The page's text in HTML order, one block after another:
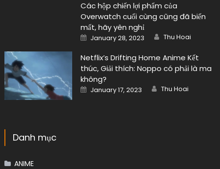
Các hộp chiến lợi phẩm của
Overwatch cuối cùng cũng đã biến
mất, hãy yên nghỉ
Posted
on
January 28, 2023 Author
Thu Hoai
Netflix’s Drifting Home Anime Kết
thúc, Giải thích: Noppo có phải là ma
không?
Posted
on
January 17, 2023 Author
Thu Hoai
Danh mục
ANIME